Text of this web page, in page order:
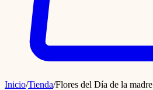
Inicio/Tienda/Flores del Día de la madre